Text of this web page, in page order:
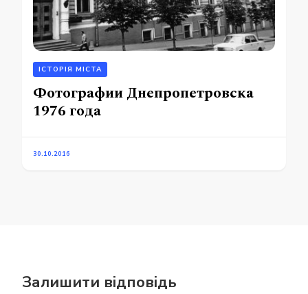
ІСТОРІЯ МІСТА
Фотографии Днепропетровска
1976 года
30.10.2016
Залишити відповідь